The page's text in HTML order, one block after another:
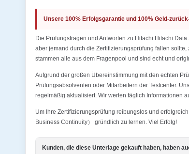
Unsere 100% Erfolgsgarantie und 100% Geld-
Die Prüfungsfragen und Antworten zu Hitachi Hitachi
aber jemand durch die Zertifizierungsprüfung fallen
stammen alle aus dem Fragenpool und sind echt und
Aufgrund der großen Übereinstimmung mit den echten
Prüfungsabsolventen oder Mitarbeitern der Testcenter.
regelmäßig aktualisiert. Wir werten täglich Informationen
Um Ihre Zertifizierungsprüfung reibungslos und
Business Continuity） gründlich zu lernen. Viel Erfolg!
Kunden, die diese Unterlage gekauft haben, haben